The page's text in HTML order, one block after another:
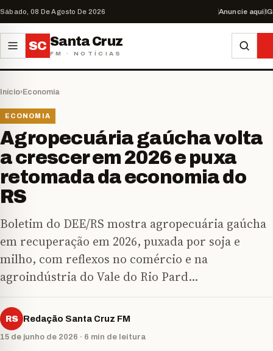
Sábado, 08 De Agosto De 2026 Anuncie aquiIG
SC Santa Cruz
FM · NOTÍCIAS
Início›Economia
ECONOMIA
Agropecuária gaúcha volta
a crescer em 2026 e puxa
retomada da economia do
RS
Boletim do DEE/RS mostra agropecuária gaúcha
em recuperação em 2026, puxada por soja e
milho, com reflexos no comércio e na
agroindústria do Vale do Rio Pard…
RS Redação Santa Cruz FM
15 de junho de 2026 · 6 min de leitura